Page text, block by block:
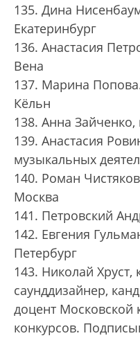
135. Дина
Екатеринбург
136. Анастасия
Вена
137. Марина
Кёльн
138. Анна Зайченко,
139. Анастасия
музыкальных
140. Роман
Москва
141. Петровский
142. Евгения
Петербург
143. Николай Хруст,
саунддизайнер,
доцент Московской
конкурсов.